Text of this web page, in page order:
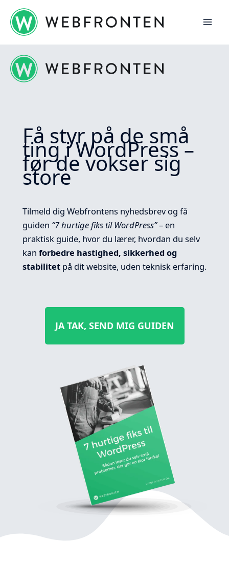
indholdet
Få styr på de små
ting i WordPress –
før de vokser sig
store
Tilmeld dig Webfrontens nyhedsbrev og få
guiden “7 hurtige fiks til WordPress”– en
praktisk guide, hvor du lærer, hvordan du selv
kan forbedre hastighed, sikkerhed og
stabilitet på dit website, uden teknisk erfaring.
JA TAK, SEND MIG GUIDEN